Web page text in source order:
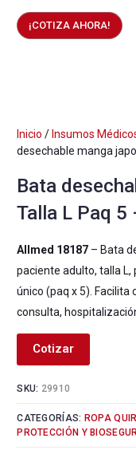
¡COTIZA AHORA!
Inicio / Insumos
desechable manga
Bata
Talla L Paq 5
Allmed 18187 – Bata
paciente adulto, talla L,
único (paq x 5). Facilita
consulta,
Cotizar
SKU: 29910
CATEGORÍAS: ROPA
PROTECCIÓN Y